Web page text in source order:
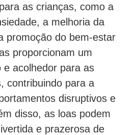
as crianças, como a
a melhoria da
promoção do bem-estar
proporcionam um
e acolhedor para as
contribuindo para a
disruptivos e
disso, as loas podem
e prazerosa de